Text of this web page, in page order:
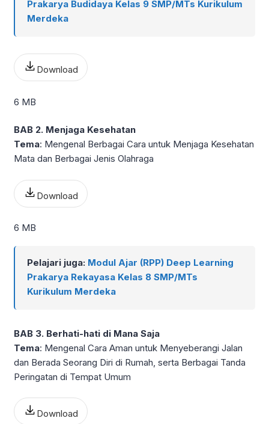
Prakarya Budidaya Kelas 9 SMP/MTs Kurikulum
Merdeka
Download
6 MB
BAB 2. Menjaga Kesehatan
Tema: Mengenal Berbagai Cara untuk Menjaga Kesehatan
Mata dan Berbagai Jenis Olahraga
Download
6 MB
Pelajari juga: Modul Ajar (RPP) Deep Learning
Prakarya Rekayasa Kelas 8 SMP/MTs
Kurikulum Merdeka
BAB 3. Berhati-hati di Mana Saja
Tema: Mengenal Cara Aman untuk Menyeberangi Jalan
dan Berada Seorang Diri di Rumah, serta Berbagai Tanda
Peringatan di Tempat Umum
Download